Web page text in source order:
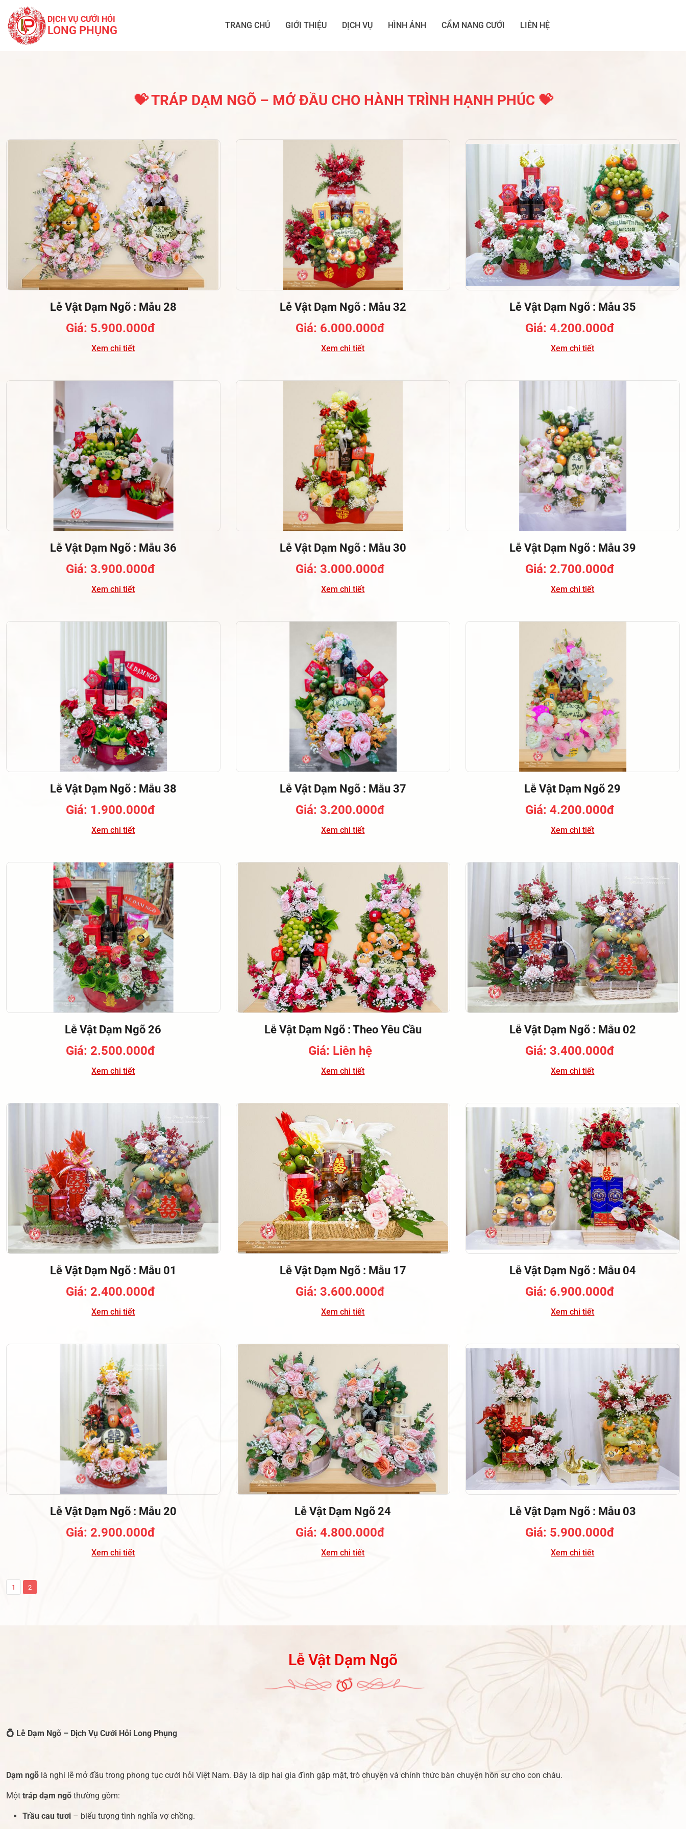
DỊCH VỤ CƯỚI HỎI
LONG PHỤNG TRANG CHỦ GIỚI THIỆU DỊCH VỤ HÌNH ẢNH CẨM NANG CƯỚI LIÊN HỆ
💝 TRÁP DẠM NGÕ – MỞ ĐẦU CHO HÀNH TRÌNH HẠNH PHÚC 💝
Lễ Vật Dạm Ngõ : Mẫu 28
Giá: 5.900.000đ
Xem chi tiết
Lễ Vật Dạm Ngõ : Mẫu 32
Giá: 6.000.000đ
Xem chi tiết
Lễ Vật Dạm Ngõ : Mẫu 35
Giá: 4.200.000đ
Xem chi tiết
Lễ Vật Dạm Ngõ : Mẫu 36
Giá: 3.900.000đ
Xem chi tiết
Lễ Vật Dạm Ngõ : Mẫu 30
Giá: 3.000.000đ
Xem chi tiết
Lễ Vật Dạm Ngõ : Mẫu 39
Giá: 2.700.000đ
Xem chi tiết
Lễ Vật Dạm Ngõ : Mẫu 38
Giá: 1.900.000đ
Xem chi tiết
Lễ Vật Dạm Ngõ : Mẫu 37
Giá: 3.200.000đ
Xem chi tiết
Lễ Vật Dạm Ngõ 29
Giá: 4.200.000đ
Xem chi tiết
Lễ Vật Dạm Ngõ 26
Giá: 2.500.000đ
Xem chi tiết
Lễ Vật Dạm Ngõ : Theo Yêu Cầu
Giá: Liên hệ
Xem chi tiết
Lễ Vật Dạm Ngõ : Mẫu 02
Giá: 3.400.000đ
Xem chi tiết
Lễ Vật Dạm Ngõ : Mẫu 01
Giá: 2.400.000đ
Xem chi tiết
Lễ Vật Dạm Ngõ : Mẫu 17
Giá: 3.600.000đ
Xem chi tiết
Lễ Vật Dạm Ngõ : Mẫu 04
Giá: 6.900.000đ
Xem chi tiết
Lễ Vật Dạm Ngõ : Mẫu 20
Giá: 2.900.000đ
Xem chi tiết
Lễ Vật Dạm Ngõ 24
Giá: 4.800.000đ
Xem chi tiết
Lễ Vật Dạm Ngõ : Mẫu 03
Giá: 5.900.000đ
Xem chi tiết
1 2
Lễ Vật Dạm Ngõ
💍 Lễ Dạm Ngõ – Dịch Vụ Cưới Hỏi Long Phụng
Dạm ngõ là nghi lễ mở đầu trong phong tục cưới hỏi Việt Nam. Đây là dịp hai gia đình gặp mặt, trò chuyện và chính thức bàn chuyện hôn sự cho con cháu.
Một tráp dạm ngõ thường gồm:
Trầu cau tươi – biểu tượng tình nghĩa vợ chồng.